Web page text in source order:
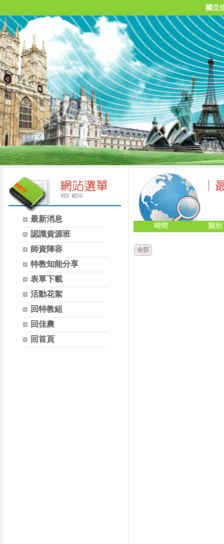
國立
最新消息
認識資源班
師資陣容
特教知能分享
表單下載
活動花絮
回特教組
回佳農
回首頁
時間 類別
全部